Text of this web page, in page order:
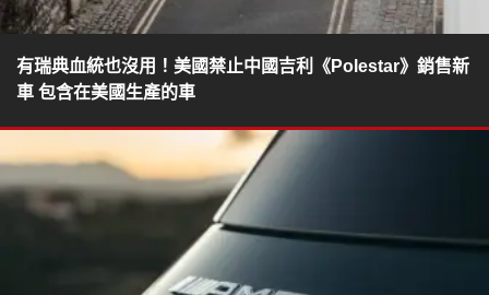
有瑞典血統也沒用！美國禁止中國吉利《Polestar》銷售新
車 包含在美國生產的車